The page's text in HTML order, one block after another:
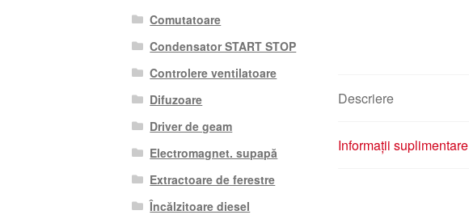
Descriere
Informații suplimentare
Comutatoare
Condensator START STOP
Controlere ventilatoare
Difuzoare
Driver de geam
Electromagnet. supapă
Extractoare de ferestre
Încălzitoare diesel